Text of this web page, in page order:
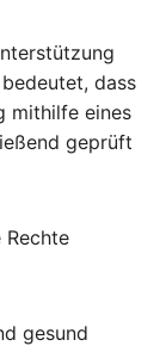
dass
mithilfe eines
geprüft
gesund